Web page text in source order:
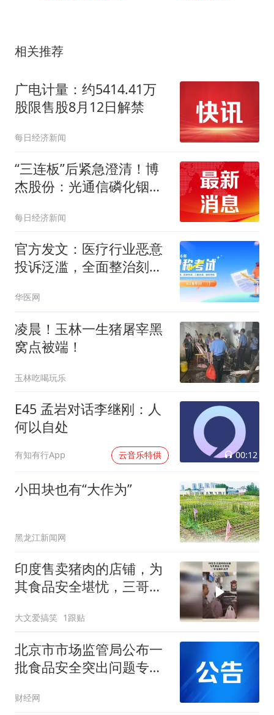
相关推荐
广电计量：约5414.41万
股限售股8月12日解禁
每日经济新闻
“三连板”后紧急澄清！博
杰股份：光通信磷化铟等
度业绩扭亏靠AI算力等
每日经济新闻
官方发文：医疗行业恶意
投诉泛滥，全面整治刻不
华医网
凌晨！玉林一生猪屠宰黑
窝点被端！
玉林吃喝玩乐
E45 孟岩对话李继刚：人
何以自处
有知有行App 云音乐特供 00:12
小田块也有“大作为”
黑龙江新闻网
印度售卖猪肉的店铺，为
其食品安全堪忧，三哥竟
大文爱搞笑 1跟贴
北京市市场监管局公布一
批食品安全突出问题专项
劣肉制品典型案例专栏
财经网